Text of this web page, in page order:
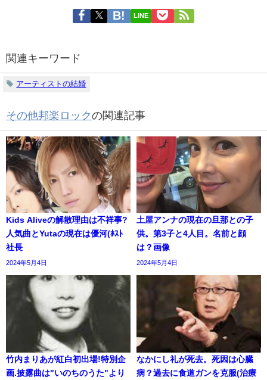
LINE
関連キーワード
アーティストの結婚
その他邦楽ロックの関連記事
Kids Aliveの解散理由は不祥事?
人気曲とYutaの現在は優河(ﾎｽﾄ
社長
2024年5月4日
土屋アンナの現在の旦那との子
供。第3子と4人目。名前と顔
は？画像
2024年5月4日
竹内まりあが紅白初出場!特別企
画.披露曲は"いのちのうた"より
なかにし礼が死去。死因は心臓
病？過去に食道ガンを克服(治療